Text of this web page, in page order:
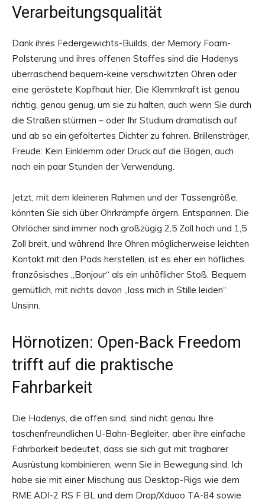
Verarbeitungsqualität
Dank ihres Federgewichts-Builds, der Memory Foam-
Polsterung und ihres offenen Stoffes sind die Hadenys
überraschend bequem-keine verschwitzten Ohren oder
eine geröstete Kopfhaut hier. Die Klemmkraft ist genau
richtig, genau genug, um sie zu halten, auch wenn Sie durch
die Straßen stürmen – oder Ihr Studium dramatisch auf
und ab so ein gefoltertes Dichter zu fahren. Brillensträger,
Freude: Kein Einklemm oder Druck auf die Bögen, auch
nach ein paar Stunden der Verwendung.
Jetzt, mit dem kleineren Rahmen und der Tassengröße,
könnten Sie sich über Ohrkrämpfe ärgern. Entspannen. Die
Ohrlöcher sind immer noch großzügig 2,5 Zoll hoch und 1,5
Zoll breit, und während Ihre Ohren möglicherweise leichten
Kontakt mit den Pads herstellen, ist es eher ein höfliches
französisches „Bonjour“ als ein unhöflicher Stoß. Bequem
gemütlich, mit nichts davon „lass mich in Stille leiden“
Unsinn.
Hörnotizen: Open-Back Freedom
trifft auf die praktische
Fahrbarkeit
Die Hadenys, die offen sind, sind nicht genau Ihre
taschenfreundlichen U-Bahn-Begleiter, aber ihre einfache
Fahrbarkeit bedeutet, dass sie sich gut mit tragbarer
Ausrüstung kombinieren, wenn Sie in Bewegung sind. Ich
habe sie mit einer Mischung aus Desktop-Rigs wie dem
RME ADI-2 RS F BL und dem Drop/Xduoo TA-84 sowie